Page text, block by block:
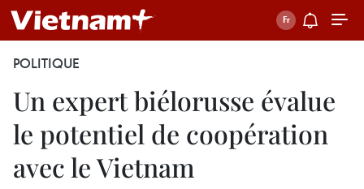
POLITIQUE
Un expert biélorusse évalue
le potentiel de coopération
avec le Vietnam